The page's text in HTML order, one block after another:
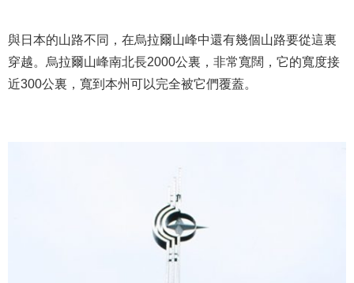
與日本的山路不同，在烏拉爾山峰中還有幾個山路要從這裏
穿越。烏拉爾山峰南北長2000公裏，非常寬闊，它的寬度接
近300公裏，寬到本州可以完全被它們覆蓋。